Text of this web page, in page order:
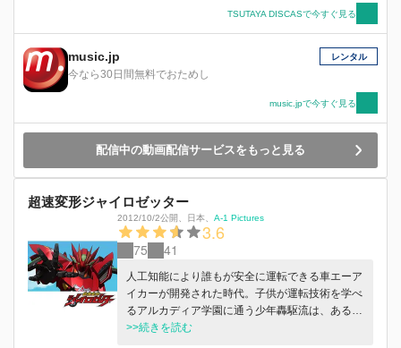
TSUTAYA DISCASで今すぐ見る
music.jp
今なら30日間無料でおためし
レンタル
music.jpで今すぐ見る
配信中の動画配信サービスをもっと見る
超速変形ジャイロゼッター
2012/10/2公開 日本 A-1 Pictures
3.6
75 41
人工知能により誰もが安全に運転できる車エーア
イカーが開発された時代。子供が運転技術を学べ
るアルカディア学園に通う少年轟駆流は、ある
日、人類を救う「選ばれしドライバー」であるこ
>>続きを読む